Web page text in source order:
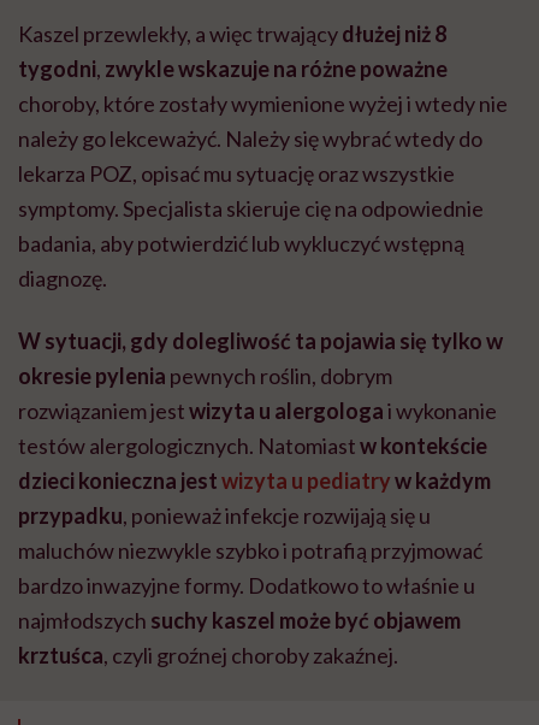
Kaszel przewlekły, a więc trwającydłużej niż 8
tygodni, zwykle wskazuje na różne poważne
choroby, które zostały wymienione wyżej i wtedy nie
należy go lekceważyć. Należy się wybrać wtedy do
lekarza POZ, opisać mu sytuację oraz wszystkie
symptomy. Specjalista skieruje cię na odpowiednie
badania, aby potwierdzić lub wykluczyć wstępną
diagnozę.
W sytuacji, gdy dolegliwość ta pojawia się tylko w
okresie pylenia pewnych roślin, dobrym
rozwiązaniem jestwizyta u alergologai wykonanie
testów alergologicznych. Natomiastw kontekście
dzieci konieczna jestwizyta u pediatryw każdym
przypadku, ponieważ infekcje rozwijają się u
maluchów niezwykle szybko i potrafią przyjmować
bardzo inwazyjne formy. Dodatkowo to właśnie u
najmłodszych suchy kaszel może być objawem
krztuśca, czyli groźnej choroby zakaźnej.